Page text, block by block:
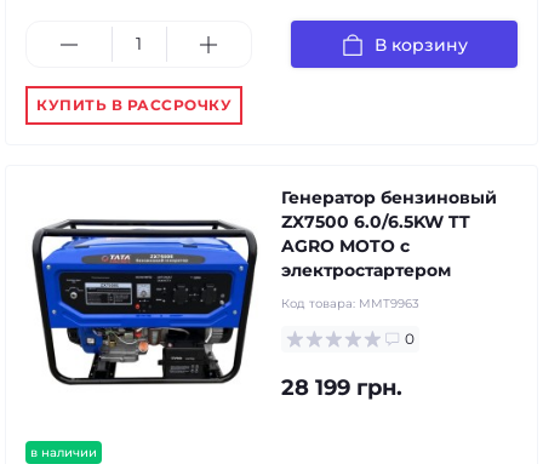
В корзину
КУПИТЬ В РАССРОЧКУ
в наличии
Генератор бензиновый
ZX7500 6.0/6.5KW TT
AGRO MOTO с
электростартером
Код товара: MMT9963
0
28 199 грн.